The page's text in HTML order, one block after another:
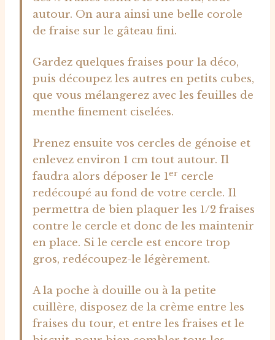
autour. On aura ainsi une belle corole
de fraise sur le gâteau fini.
Gardez quelques fraises pour la déco,
puis découpez les autres en petits cubes,
que vous mélangerez avec les feuilles de
menthe finement ciselées.
Prenez ensuite vos cercles de génoise et
enlevez environ 1 cm tout autour. Il
faudra alors déposer le 1er cercle
redécoupé au fond de votre cercle. Il
permettra de bien plaquer les 1/2 fraises
contre le cercle et donc de les maintenir
en place. Si le cercle est encore trop
gros, redécoupez-le légèrement.
A la poche à douille ou à la petite
cuillère, disposez de la crème entre les
fraises du tour, et entre les fraises et le